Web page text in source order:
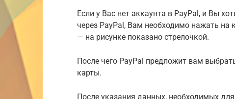
Если у Вас нет аккаунта в PayPal, и Вы
через PayPal, Вам необходимо нажать на
— на рисунке показано стрелочкой.
После чего PayPal предложит вам
карты.
После указания данных, необходимых